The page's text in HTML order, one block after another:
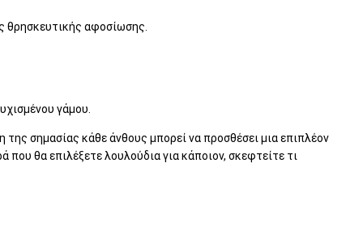
θρησκευτικής αφοσίωσης.
γάμου.
σημασίας κάθε άνθους μπορεί να προσθέσει μια επιπλέον
που θα επιλέξετε λουλούδια για κάποιον, σκεφτείτε τι